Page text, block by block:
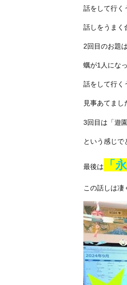
話をして行く
話しをうまく
2回目のお題
蠣が1人にな
話をして行く
見事あてまし
3回目は「遊
という感じで
最後は 「
この話しは凄